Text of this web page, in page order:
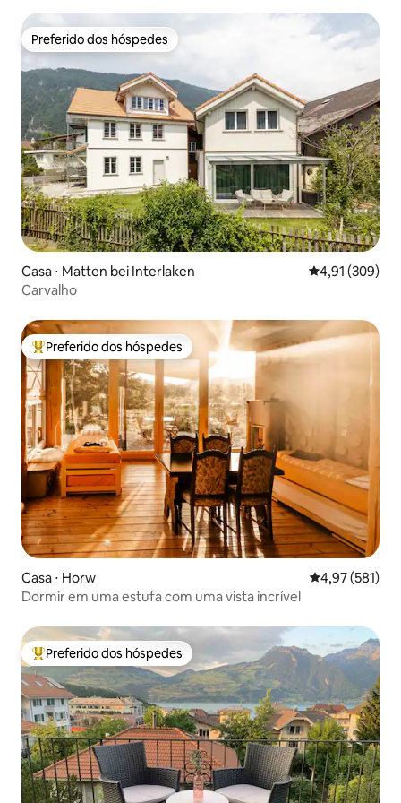
Preferido dos hóspedes
Preferido dos hóspedes
Casa ⋅ Matten bei Interlaken 4,91 de uma
4,91 (309)
Carvalho
Entre os melhores preferidos dos hóspedes
Preferido dos hóspedes
Casa ⋅ Horw 4,97 de uma
4,97 (581)
Dormir em uma estufa com uma vista incrível
Entre os melhores preferidos dos hóspedes
Preferido dos hóspedes